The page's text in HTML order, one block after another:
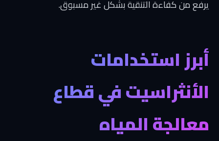
يرفع من كفاءة التنقية بشكل غير مسبوق.
أبرز استخدامات
الأنثراسيت في قطاع
معالجة المياه